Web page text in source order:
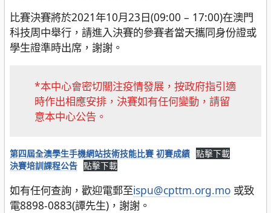
比賽決賽將於2021年10月23日(09:00 – 17:00)在澳門
科技周中舉行，請進入決賽的參賽者當天攜同身份證或
學生證準時出席，謝謝。
*本中心會密切關注疫情發展，按政府指引適
時作出相應安排，決賽如有任何變動，請留
意本中心公告。
第四屆全澳學生手機網站技術技能比賽 初賽成績 點擊下載
決賽培訓課程公告 點擊下載
如有任何查詢，歡迎電郵至ispu@cpttm.org.mo 或致
電8898-0883(譚先生)，謝謝。